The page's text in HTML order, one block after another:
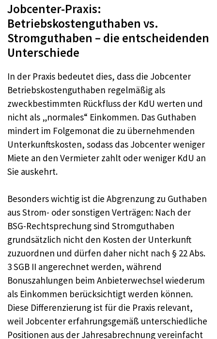
Jobcenter-Praxis:
Betriebskostenguthaben vs.
Stromguthaben – die entscheidenden
Unterschiede
In der Praxis bedeutet dies, dass die Jobcenter
Betriebskostenguthaben regelmäßig als
zweckbestimmten Rückfluss der KdU werten und
nicht als „normales“ Einkommen. Das Guthaben
mindert im Folgemonat die zu übernehmenden
Unterkunftskosten, sodass das Jobcenter weniger
Miete an den Vermieter zahlt oder weniger KdU an
Sie auskehrt.
Besonders wichtig ist die Abgrenzung zu Guthaben
aus Strom- oder sonstigen Verträgen: Nach der
BSG-Rechtsprechung sind Stromguthaben
grundsätzlich nicht den Kosten der Unterkunft
zuzuordnen und dürfen daher nicht nach § 22 Abs.
3 SGB II angerechnet werden, während
Bonuszahlungen beim Anbieterwechsel wiederum
als Einkommen berücksichtigt werden können.
Diese Differenzierung ist für die Praxis relevant,
weil Jobcenter erfahrungsgemäß unterschiedliche
Positionen aus der Jahresabrechnung vereinfacht